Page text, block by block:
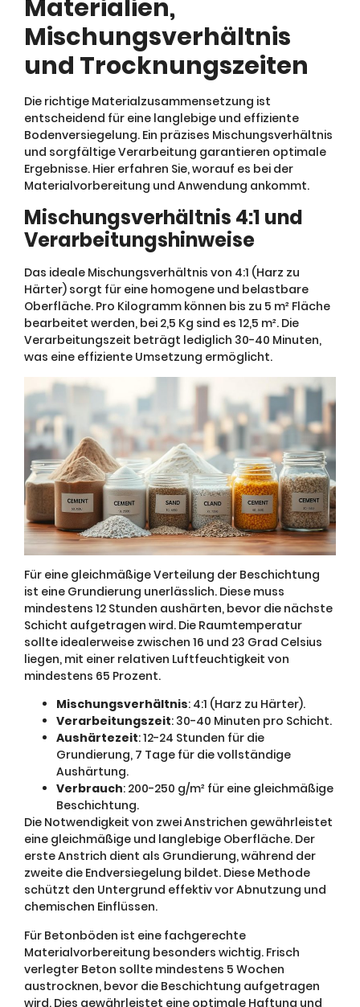
Materialien,
Mischungsverhältnis
und Trocknungszeiten
Die richtige Materialzusammensetzung ist
entscheidend für eine langlebige und effiziente
Bodenversiegelung. Ein präzises Mischungsverhältnis
und sorgfältige Verarbeitung garantieren optimale
Ergebnisse. Hier erfahren Sie, worauf es bei der
Materialvorbereitung und Anwendung ankommt.
Mischungsverhältnis 4:1 und
Verarbeitungshinweise
Das ideale Mischungsverhältnis von 4:1 (Harz zu
Härter) sorgt für eine homogene und belastbare
Oberfläche. Pro Kilogramm können bis zu 5 m² Fläche
bearbeitet werden, bei 2,5 Kg sind es 12,5 m². Die
Verarbeitungszeit beträgt lediglich 30-40 Minuten,
was eine effiziente Umsetzung ermöglicht.
Für eine gleichmäßige Verteilung der Beschichtung
ist eine Grundierung unerlässlich. Diese muss
mindestens 12 Stunden aushärten, bevor die nächste
Schicht aufgetragen wird. Die Raumtemperatur
sollte idealerweise zwischen 16 und 23 Grad Celsius
liegen, mit einer relativen Luftfeuchtigkeit von
mindestens 65 Prozent.
Mischungsverhältnis: 4:1 (Harz zu Härter).
Verarbeitungszeit: 30-40 Minuten pro Schicht.
Aushärtezeit: 12-24 Stunden für die
Grundierung, 7 Tage für die vollständige
Aushärtung.
Verbrauch: 200-250 g/m² für eine gleichmäßige
Beschichtung.
Die Notwendigkeit von zwei Anstrichen gewährleistet
eine gleichmäßige und langlebige Oberfläche. Der
erste Anstrich dient als Grundierung, während der
zweite die Endversiegelung bildet. Diese Methode
schützt den Untergrund effektiv vor Abnutzung und
chemischen Einflüssen.
Für Betonböden ist eine fachgerechte
Materialvorbereitung besonders wichtig. Frisch
verlegter Beton sollte mindestens 5 Wochen
austrocknen, bevor die Beschichtung aufgetragen
wird. Dies gewährleistet eine optimale Haftung und